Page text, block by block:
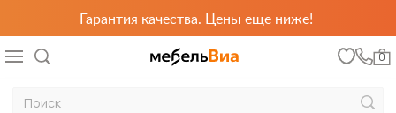
Гарантия качества. Цены еще ниже!
0